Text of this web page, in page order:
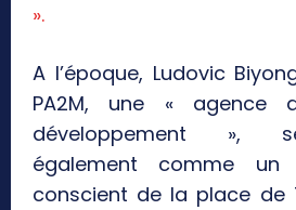
».
A l’époque, Ludovic
PA2M, une « agence
développement »,
également comme un
conscient de la place de